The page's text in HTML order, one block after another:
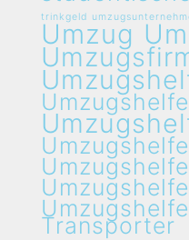
trinkgeld
Umzug
Transporter